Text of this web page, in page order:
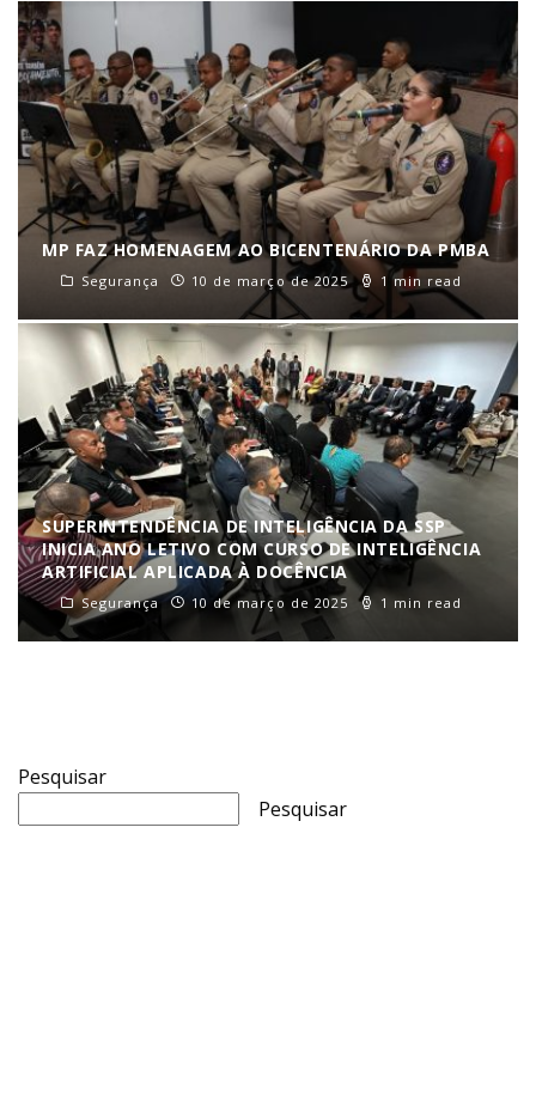
MP FAZ HOMENAGEM AO BICENTENÁRIO DA PMBA
Segurança 10 de março de 2025 1 min read
SUPERINTENDÊNCIA DE INTELIGÊNCIA DA SSP
INICIA ANO LETIVO COM CURSO DE INTELIGÊNCIA
ARTIFICIAL APLICADA À DOCÊNCIA
Segurança 10 de março de 2025 1 min read
Pesquisar
Pesquisar